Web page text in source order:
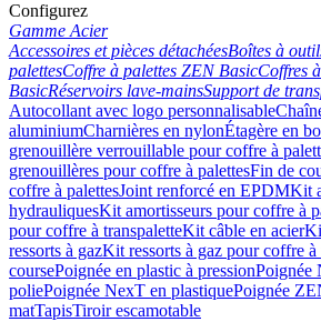
Configurez
Gamme Acier
Accessoires et pièces détachéesBoîtes à
palettesCoffre à palettes ZEN BasicCoffres
BasicRéservoirs lave-mainsSupport de
Autocollant avec logo personnalisable
aluminiumCharnières en nylonÉtagère en
grenouillère verrouillable pour coffre à
grenouillères pour coffre à palettesFin de
coffre à palettesJoint renforcé en EPDMKit
hydrauliquesKit amortisseurs pour coffre à
pour coffre à transpaletteKit câble en acier
ressorts à gazKit ressorts à gaz pour coffre à
coursePoignée en plastic à pressionPoignée
poliePoignée NexT en plastiquePoignée
matTapisTiroir escamotable